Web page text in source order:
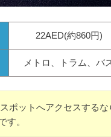
22AED(約860円)
メトロ、トラム、バ
ポットへアクセスするな
す。